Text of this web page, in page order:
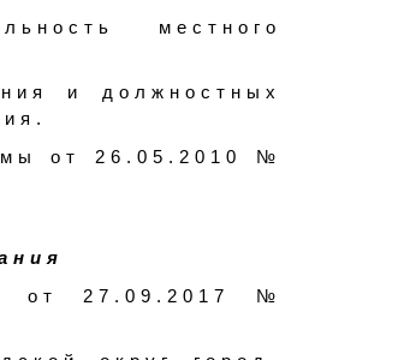
местного
и должностных
от 26.05.2010 №
от 27.09.2017 №